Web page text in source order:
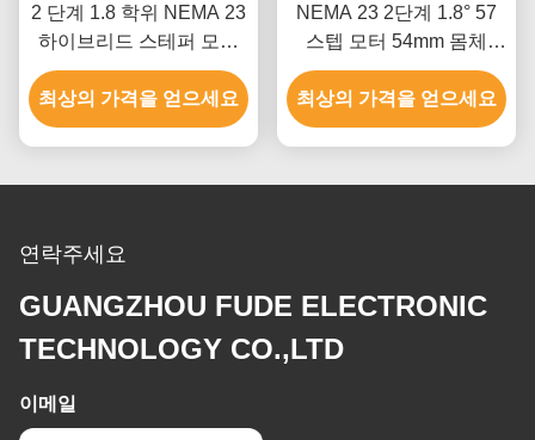
2 단계 1.8 학위 NEMA 23
하이브리드 스테퍼 모터
스테퍼 모터 키트 CNC
CE
최상의 가격을 얻으세요
NEMA 23 2단계 1.8° 57
스텝 모터 54mm 몸체
1.0A 인쇄기
최상의 가격을 얻으세요
연락주세요
GUANGZHOU FUDE ELECTRONIC
TECHNOLOGY CO.,LTD
이메일